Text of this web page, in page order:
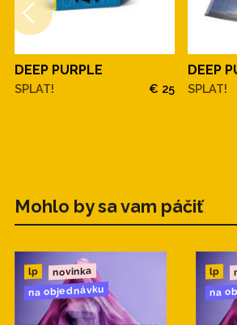
DEEP PURPLE
SPLAT! € 25
DEEP
SPLAT!
Mohlo by sa vam páčiť
lp novinka
na objednávku
lp
na